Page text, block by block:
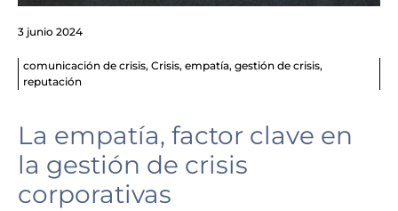
3 junio 2024
comunicación de crisis, Crisis, empatía, gestión de crisis,
reputación
La empatía, factor clave en
la gestión de crisis
corporativas